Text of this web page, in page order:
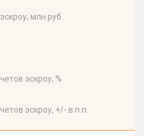
млн руб.
эскроу, %
эскроу, +/- в п.п.